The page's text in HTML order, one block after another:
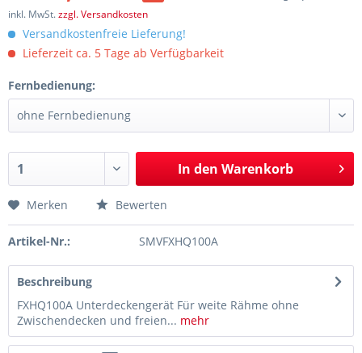
inkl. MwSt.zzgl. Versandkosten
Versandkostenfreie Lieferung!
Lieferzeit ca. 5 Tage ab Verfügbarkeit
Fernbedienung:
In den Warenkorb
Merken Bewerten
Artikel-Nr.: SMVFXHQ100A
Beschreibung
FXHQ100A Unterdeckengerät Für weite Rähme ohne
Zwischendecken und freien... mehr